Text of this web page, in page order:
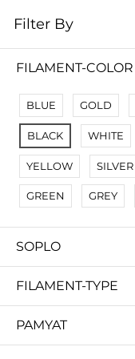
No Results
Not Found Filters1
Not Found Filters2
Filter By
FILAMENT-COLOR
BLUE GOLD
BLACK WHITE
YELLOW SILVER
GREEN GREY
SOPLO
FILAMENT-TYPE
PAMYAT